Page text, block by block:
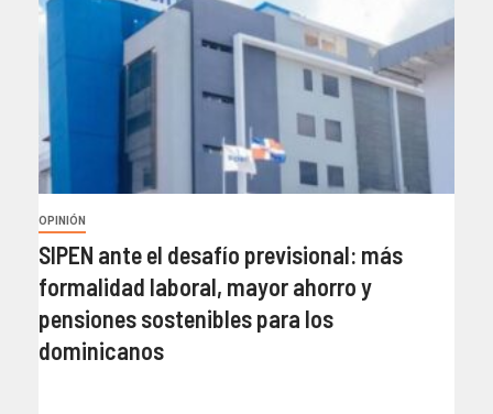
OPINIÓN
SIPEN ante el desafío previsional: más
formalidad laboral, mayor ahorro y
pensiones sostenibles para los
dominicanos